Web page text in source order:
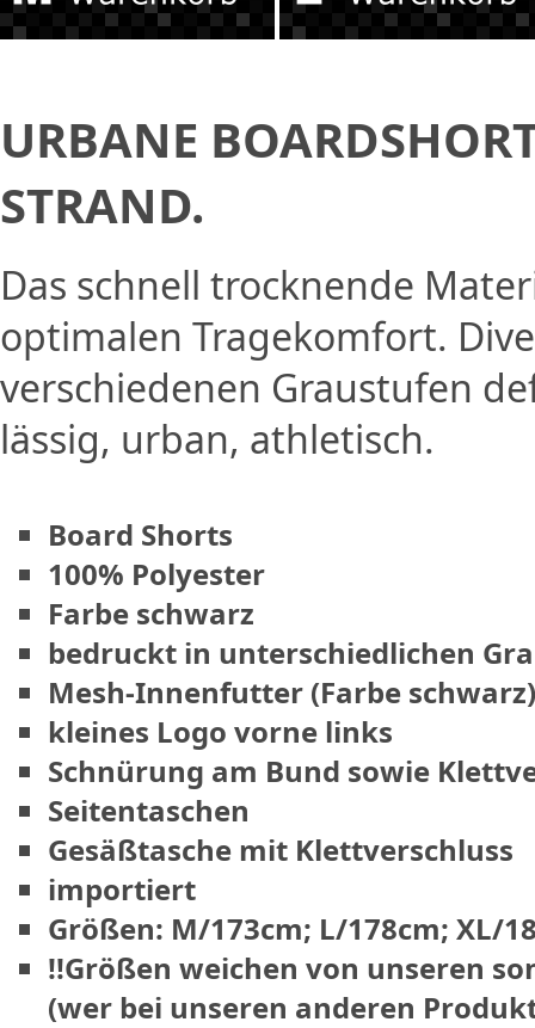
URBANE
STRAND.
Das schnell trocknende
optimalen Tragekomfort.
verschiedenen Graustufen
lässig, urban, athletisch.
Board Shorts
100% Polyester
Farbe schwarz
bedruckt in unterschiedlichen
Mesh-Innenfutter (Farbe schwarz)
kleines Logo vorne links
Schnürung am Bund sowie
Seitentaschen
Gesäßtasche mit Klettverschluss
importiert
Größen: M/173cm; L/178cm; XL/
!!Größen weichen von unseren
(wer bei unseren anderen